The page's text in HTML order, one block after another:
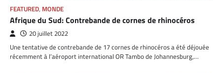
FEATURED, MONDE
Afrique du Sud: Contrebande de cornes de rhinocéros
20 juillet 2022
Une tentative de contrebande de 17 cornes de rhinocéros a été déjouée
récemment à l’aéroport international OR Tambo de Johannesburg,…